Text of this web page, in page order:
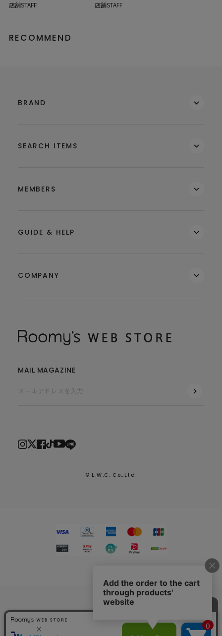
2026.7.29
熊本県熊本地方を震源とする地震による配送への影響につい
店舗STAFF
店舗STAFF
RECOMMEND
BRAND
SEARCH ITEMS
MEMBERS
GUIDE & HELP
COMPANY
MAIL MAGAZINE
© L.W.C. Co.,Ltd.